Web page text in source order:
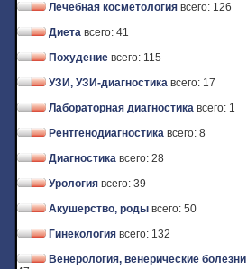
Лечебная косметология всего: 126
Диета всего: 41
Похудение всего: 115
УЗИ, УЗИ-диагностика всего: 17
Лабораторная диагностика всего: 1
Рентгенодиагностика всего: 8
Диагностика всего: 28
Урология всего: 39
Акушерство, роды всего: 50
Гинекология всего: 132
Венерология, венерические болезни